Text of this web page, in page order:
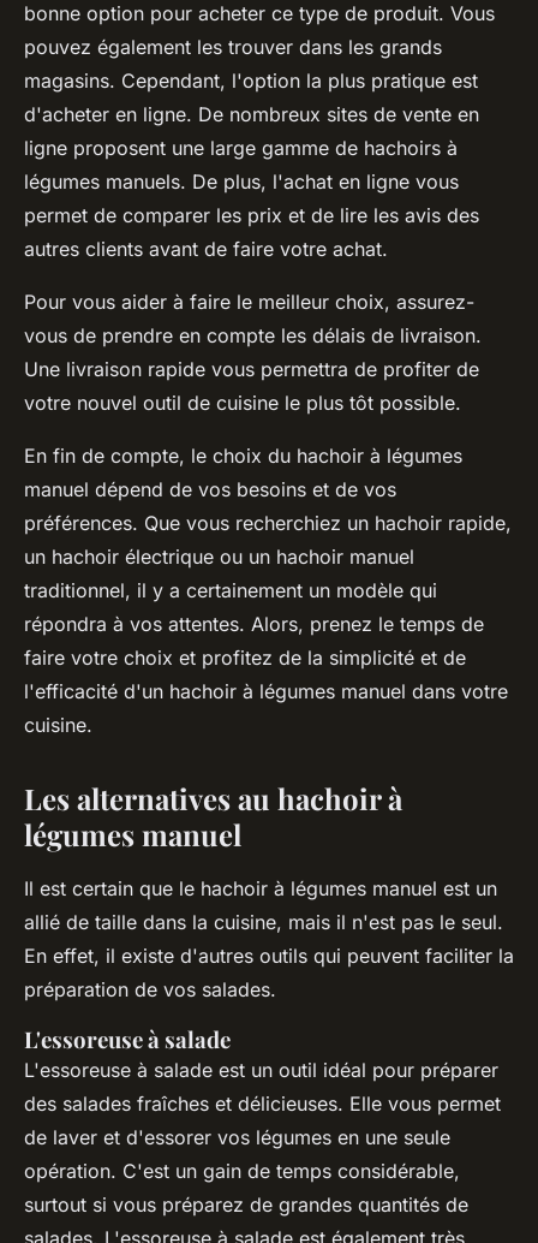
bonne option pour acheter ce type de produit. Vous
pouvez également les trouver dans les grands
magasins. Cependant, l'option la plus pratique est
d'acheter en ligne. De nombreux sites de vente en
ligne proposent une large gamme de hachoirs à
légumes manuels. De plus, l'achat en ligne vous
permet de comparer les prix et de lire les avis des
autres clients avant de faire votre achat.
Pour vous aider à faire le meilleur choix, assurez-
vous de prendre en compte les délais de livraison.
Une livraison rapide vous permettra de profiter de
votre nouvel outil de cuisine le plus tôt possible.
En fin de compte, le choix du hachoir à légumes
manuel dépend de vos besoins et de vos
préférences. Que vous recherchiez un hachoir rapide,
un hachoir électrique ou un hachoir manuel
traditionnel, il y a certainement un modèle qui
répondra à vos attentes. Alors, prenez le temps de
faire votre choix et profitez de la simplicité et de
l'efficacité d'un hachoir à légumes manuel dans votre
cuisine.
Les alternatives au hachoir à
légumes manuel
Il est certain que le hachoir à légumes manuel est un
allié de taille dans la cuisine, mais il n'est pas le seul.
En effet, il existe d'autres outils qui peuvent faciliter la
préparation de vos salades.
L'essoreuse à salade
L'essoreuse à salade est un outil idéal pour préparer
des salades fraîches et délicieuses. Elle vous permet
de laver et d'essorer vos légumes en une seule
opération. C'est un gain de temps considérable,
surtout si vous préparez de grandes quantités de